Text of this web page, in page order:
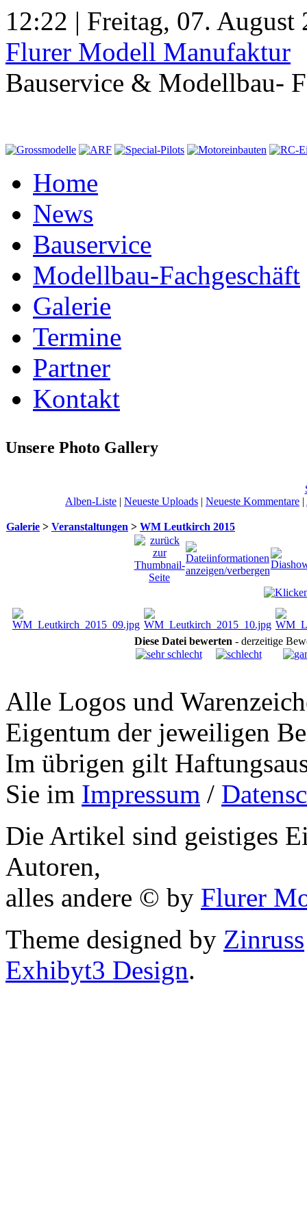
12:22 | Freitag, 07. August
Flurer Modell Manufaktur
Bauservice & Modellbau-
Home
News
Bauservice
Modellbau-Fachgeschäft
Galerie
Termine
Partner
Kontakt
Unsere Photo Gallery
Alben-Liste | Neueste Uploads | Neueste Kommentare |
Galerie > Veranstaltungen > WM Leutkirch 2015
Diese Datei bewerten - derzeitige
Alle Logos und
Eigentum der jeweiligen
Im übrigen gilt
Sie im Impressum /
Die Artikel sind geistiges
Autoren,
alles andere © by Flurer
Theme designed by Zinruss
Exhibyt3 Design.